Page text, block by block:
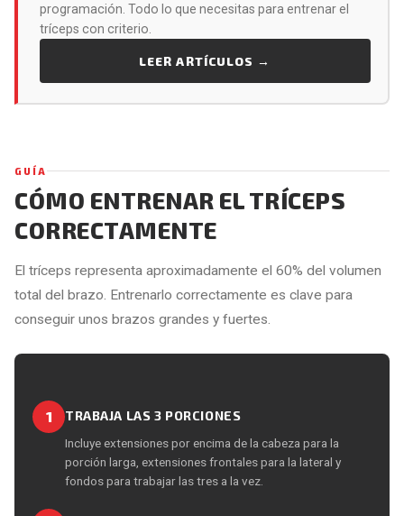
programación. Todo lo que necesitas para entrenar el
tríceps con criterio.
LEER ARTÍCULOS →
GUÍA
CÓMO ENTRENAR EL TRÍCEPS
CORRECTAMENTE
El tríceps representa aproximadamente el 60% del volumen
total del brazo. Entrenarlo correctamente es clave para
conseguir unos brazos grandes y fuertes.
1 TRABAJA LAS 3 PORCIONES
Incluye extensiones por encima de la cabeza para la
porción larga, extensiones frontales para la lateral y
fondos para trabajar las tres a la vez.